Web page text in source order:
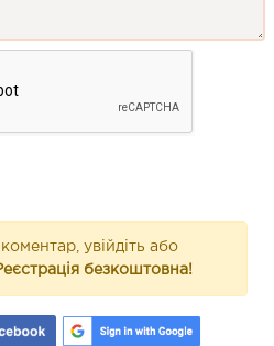
увійдіть або
безкоштовна!